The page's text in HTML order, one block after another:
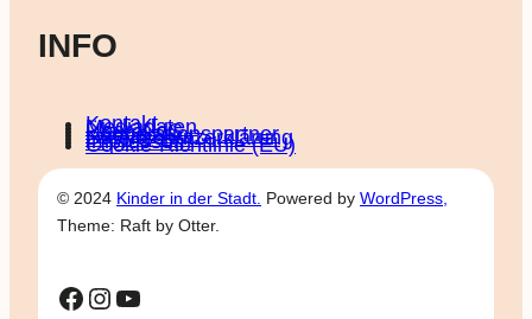
INFO
Kontakt
Mediadaten
Über KidS
Kooperationspartner
Datenschutz­erklärung
Impressum
Cookie-Richtlinie (EU)
© 2024 Kinder in der Stadt. Powered by WordPress,
Theme: Raft by Otter.
Facebook
Instagram
YouTube